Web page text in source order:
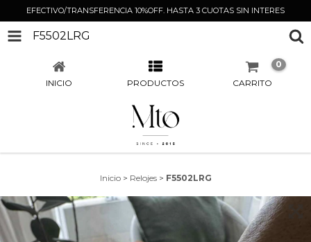
EFECTIVO/TRANSFERENCIA 10%OFF. HASTA 3 CUOTAS SIN INTERES
F5502LRG
INICIO PRODUCTOS CARRITO
0
Inicio > Relojes > F5502LRG